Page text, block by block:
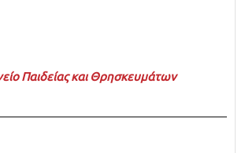
Παιδείας και Θρησκευμάτων